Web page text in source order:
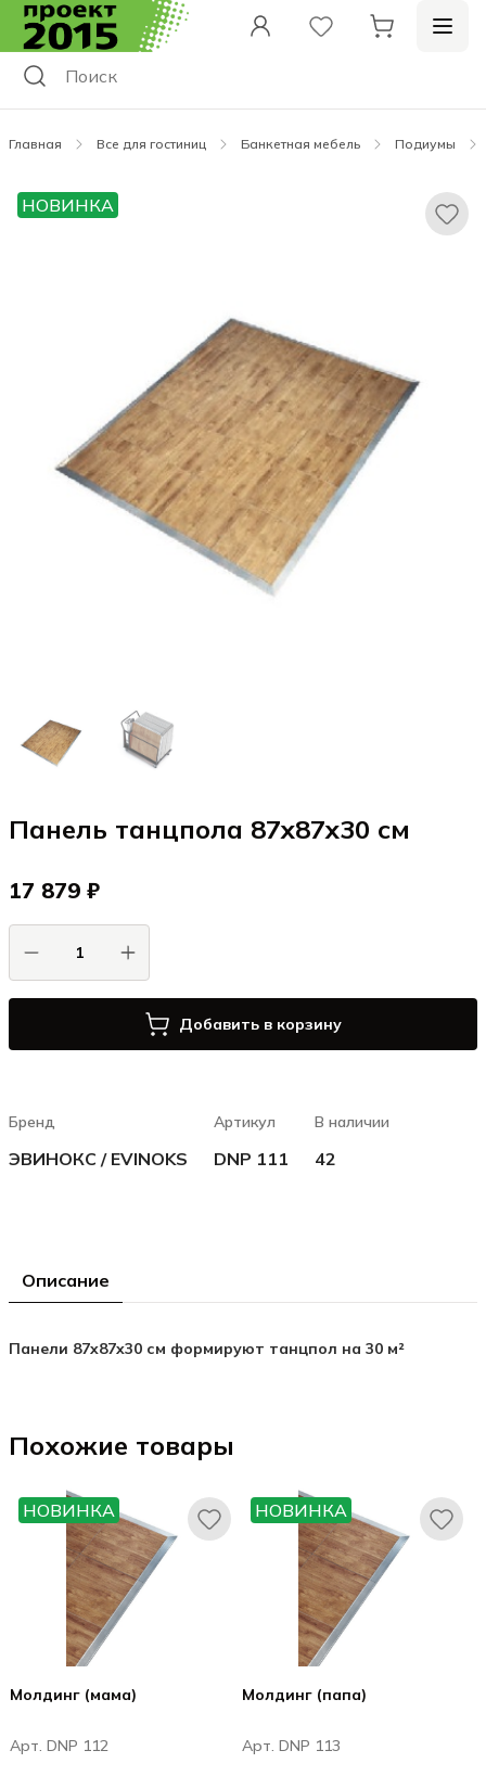
Главная Все для гостиниц Банкетная мебель Подиумы
НОВИНКА
Панель танцпола 87x87x30 см
17 879 ₽
Добавить в корзину
Бренд
ЭВИНОКС / EVINOKS
Артикул
DNP 111
В наличии
42
Описание
Панели 87x87x30 см формируют танцпол на 30 м²
Похожие товары
НОВИНКА
Молдинг (мама)
Арт. DNP 112
НОВИНКА
Молдинг (папа)
Арт. DNP 113